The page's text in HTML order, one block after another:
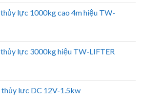
thủy lực 1000kg cao 4m hiệu TW-
thủy lực 3000kg hiệu TW-LIFTER
thủy lực DC 12V-1.5kw